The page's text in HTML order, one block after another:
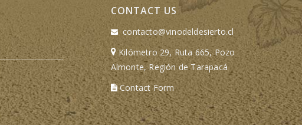
CONTACT US
contacto@vinodeldesierto.cl
Kilómetro 29, Ruta 665, Pozo
Almonte, Región de Tarapacá
Contact Form